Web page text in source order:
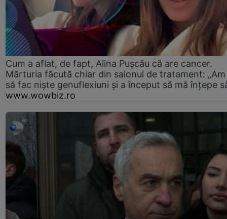
Cum a aflat, de fapt, Alina Pușcău că are cancer.
Mărturia făcută chiar din salonul de tratament:
să fac niște genuflexiuni și a început să mă înțepe
www.wowbiz.ro